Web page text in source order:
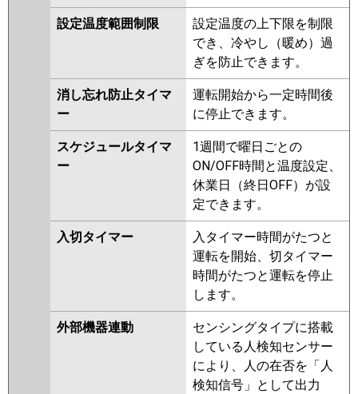
設定温度範囲制限
設定温度の上下限を制限
でき、冷やし（暖め）過
ぎを防止できます。
消し忘れ防止タイマ
ー
運転開始から一定時間後
に停止できます。
スケジュールタイマ
ー
1週間で曜日ごとの
ON/OFF時間と温度設定、
休業日（終日OFF）が設
定できます。
入切タイマー
入タイマー時間がたつと
運転を開始、切タイマー
時間がたつと運転を停止
します。
外部機器連動
センシングタイプに搭載
している人検知センサー
により、人の在否を「人
検知信号」として出力